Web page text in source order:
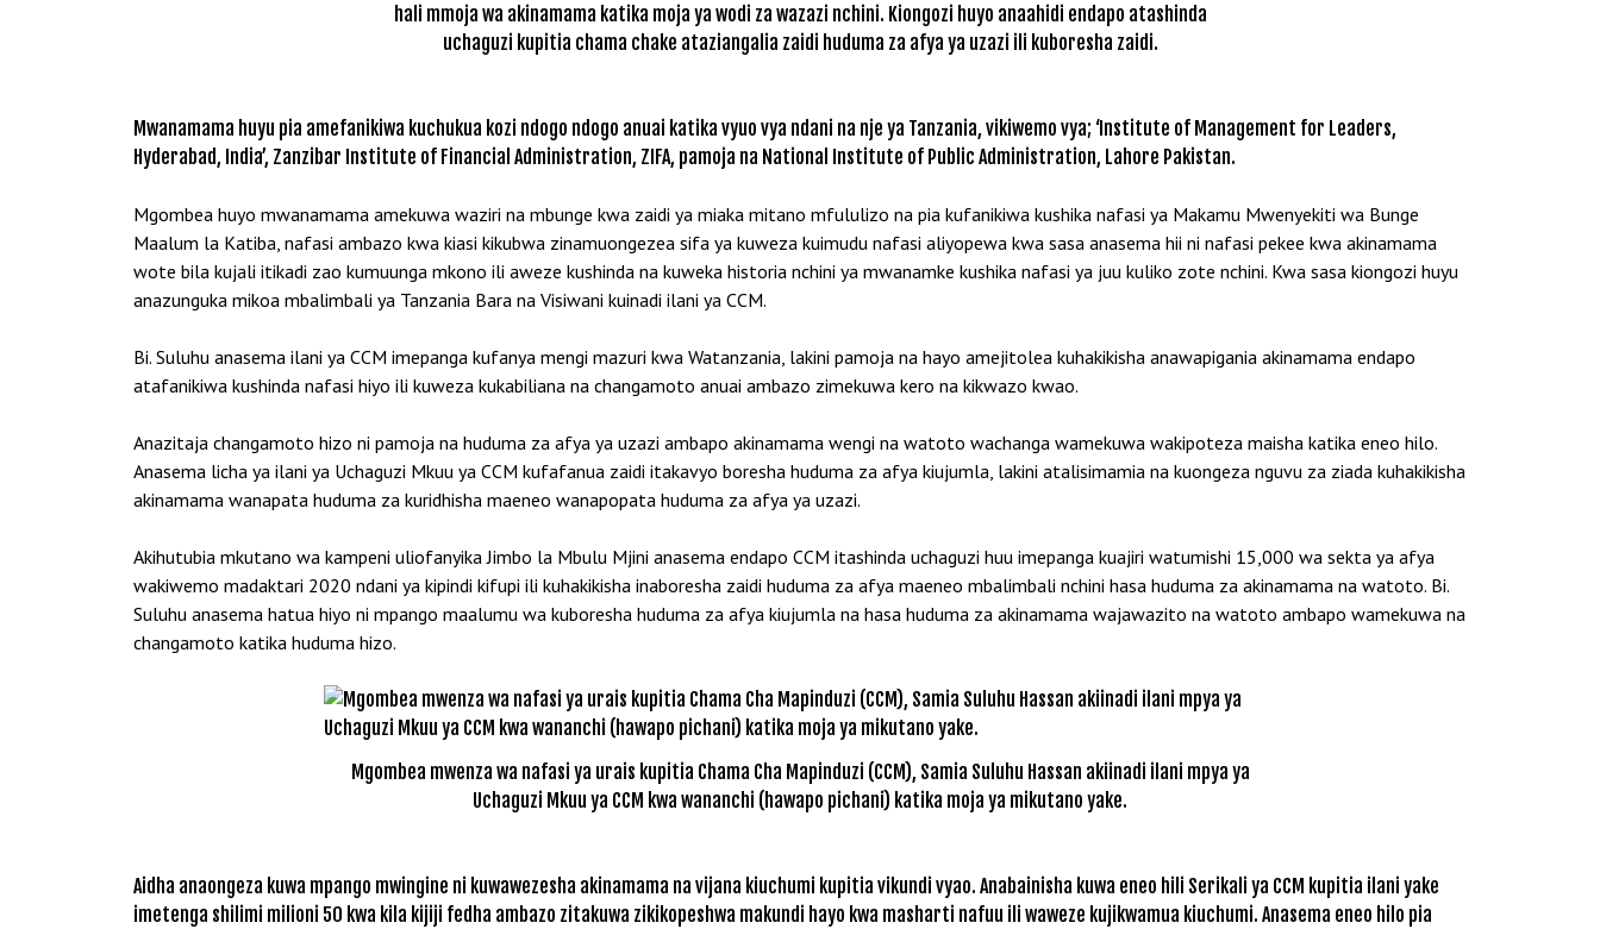
hali mmoja wa akinamama katika moja ya wodi za wazazi nchini. Kiongozi huyo anaahidi endapo atashinda
uchaguzi kupitia chama chake ataziangalia zaidi huduma za afya ya uzazi ili kuboresha zaidi.
Mwanamama huyu pia amefanikiwa kuchukua kozi ndogo ndogo anuai katika vyuo vya ndani na nje ya Tanzania, vikiwemo vya; ‘Institute of Management for Leaders,
Hyderabad, India’, Zanzibar Institute of Financial Administration, ZIFA, pamoja na National Institute of Public Administration, Lahore Pakistan.
Mgombea huyo mwanamama amekuwa waziri na mbunge kwa zaidi ya miaka mitano mfululizo na pia kufanikiwa kushika nafasi ya Makamu Mwenyekiti wa Bunge
Maalum la Katiba, nafasi ambazo kwa kiasi kikubwa zinamuongezea sifa ya kuweza kuimudu nafasi aliyopewa kwa sasa anasema hii ni nafasi pekee kwa akinamama
wote bila kujali itikadi zao kumuunga mkono ili aweze kushinda na kuweka historia nchini ya mwanamke kushika nafasi ya juu kuliko zote nchini. Kwa sasa kiongozi huyu
anazunguka mikoa mbalimbali ya Tanzania Bara na Visiwani kuinadi ilani ya CCM.
Bi. Suluhu anasema ilani ya CCM imepanga kufanya mengi mazuri kwa Watanzania, lakini pamoja na hayo amejitolea kuhakikisha anawapigania akinamama endapo
atafanikiwa kushinda nafasi hiyo ili kuweza kukabiliana na changamoto anuai ambazo zimekuwa kero na kikwazo kwao.
Anazitaja changamoto hizo ni pamoja na huduma za afya ya uzazi ambapo akinamama wengi na watoto wachanga wamekuwa wakipoteza maisha katika eneo hilo.
Anasema licha ya ilani ya Uchaguzi Mkuu ya CCM kufafanua zaidi itakavyo boresha huduma za afya kiujumla, lakini atalisimamia na kuongeza nguvu za ziada kuhakikisha
akinamama wanapata huduma za kuridhisha maeneo wanapopata huduma za afya ya uzazi.
Akihutubia mkutano wa kampeni uliofanyika Jimbo la Mbulu Mjini anasema endapo CCM itashinda uchaguzi huu imepanga kuajiri watumishi 15,000 wa sekta ya afya
wakiwemo madaktari 2020 ndani ya kipindi kifupi ili kuhakikisha inaboresha zaidi huduma za afya maeneo mbalimbali nchini hasa huduma za akinamama na watoto. Bi.
Suluhu anasema hatua hiyo ni mpango maalumu wa kuboresha huduma za afya kiujumla na hasa huduma za akinamama wajawazito na watoto ambapo wamekuwa na
changamoto katika huduma hizo.
Mgombea mwenza wa nafasi ya urais kupitia Chama Cha Mapinduzi (CCM), Samia Suluhu Hassan akiinadi ilani mpya ya
Uchaguzi Mkuu ya CCM kwa wananchi (hawapo pichani) katika moja ya mikutano yake.
Aidha anaongeza kuwa mpango mwingine ni kuwawezesha akinamama na vijana kiuchumi kupitia vikundi vyao. Anabainisha kuwa eneo hili Serikali ya CCM kupitia ilani yake
imetenga shilimi milioni 50 kwa kila kijiji fedha ambazo zitakuwa zikikopeshwa makundi hayo kwa masharti nafuu ili waweze kujikwamua kiuchumi. Anasema eneo hilo pia